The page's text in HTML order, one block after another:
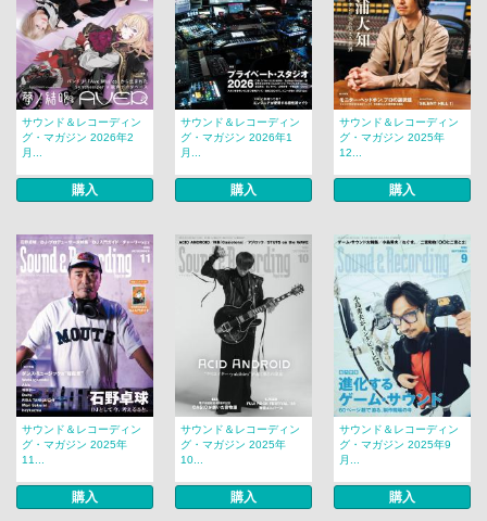
サウンド＆レコーディン
グ・マガジン 2026年2
月...
購入
サウンド＆レコーディン
グ・マガジン 2026年1
月...
購入
サウンド＆レコーディン
グ・マガジン 2025年
12...
購入
サウンド＆レコーディン
グ・マガジン 2025年
11...
購入
サウンド＆レコーディン
グ・マガジン 2025年
10...
購入
サウンド＆レコーディン
グ・マガジン 2025年9
月...
購入